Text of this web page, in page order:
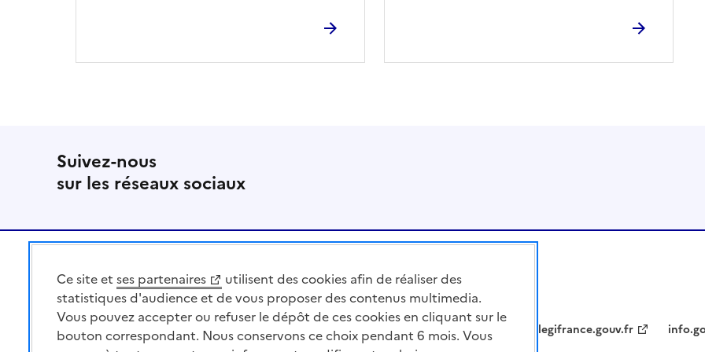
Suivez-nous
sur les réseaux sociaux
Pied de page
MINISTÈRE
DE L'AGRICULTURE
DE L'AGRO-ALIMENTAIRE
ET DE LA SOUVERAINETÉ legifrance.gouv.fr
Ce site et ses partenaires
utilisent des cookies afin de réaliser des
statistiques d'audience et de vous proposer des contenus multimedia.
Vous pouvez accepter ou refuser le dépôt de ces cookies en cliquant sur le
bouton correspondant. Nous conservons ce choix pendant 6 mois. Vous